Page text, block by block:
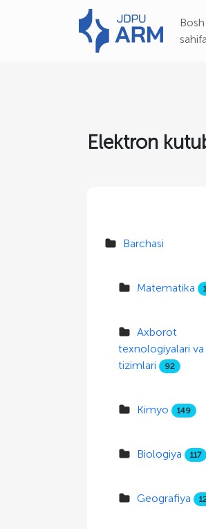
Bosh
sahifa
Elektron
Barchasi
Matematika
Axborot
texnologiyalari va
tizimlari
92
Kimyo 149
Biologiya 117
Geografiya